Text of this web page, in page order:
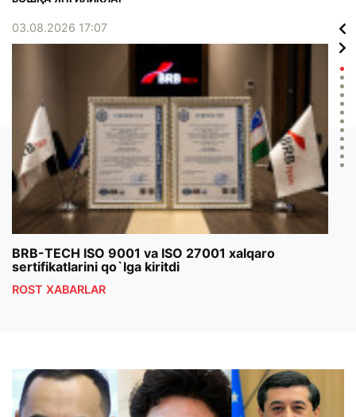
03.08.2026 17:07
BRB-TECH ISO 9001 va ISO 27001 xalqaro
sertifikatlarini qo`lga kiritdi
ROST XABARLAR